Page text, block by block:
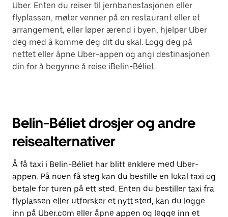
Uber. Enten du reiser til jernbanestasjonen eller
flyplassen, møter venner på en restaurant eller et
arrangement, eller løper ærend i byen, hjelper Uber
deg med å komme deg dit du skal. Logg deg på
nettet eller åpne Uber-appen og angi destinasjonen
din for å begynne å reise iBelin-Béliet.
Belin-Béliet drosjer og andre
reisealternativer
Å få taxi i Belin-Béliet har blitt enklere med Uber-
appen. På noen få steg kan du bestille en lokal taxi og
betale for turen på ett sted. Enten du bestiller taxi fra
flyplassen eller utforsker et nytt sted, kan du logge
inn på Uber.com eller åpne appen og legge inn et